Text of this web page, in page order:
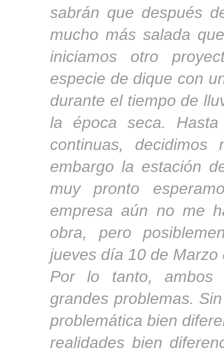
sabrán que después
mucho más salada
iniciamos otro
especie de dique con
durante el tiempo de
la época seca.
continuas,
embargo la estación
muy pronto
empresa aún no me
obra, pero
jueves día 10 de Marzo
Por lo tanto, ambos
grandes problemas.
problemática bien
realidades bien